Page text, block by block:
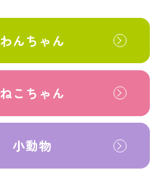
わんちゃん
ねこちゃん
小動物